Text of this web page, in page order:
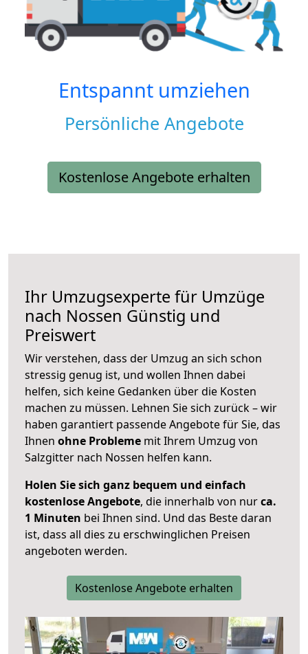
Entspannt umziehen
Persönliche Angebote
Kostenlose Angebote erhalten
Ihr Umzugsexperte für Umzüge
nach Nossen Günstig und
Preiswert
Wir verstehen, dass der Umzug an sich schon
stressig genug ist, und wollen Ihnen dabei
helfen, sich keine Gedanken über die Kosten
machen zu müssen. Lehnen Sie sich zurück – wir
haben garantiert passende Angebote für Sie, das
Ihnen ohne Probleme mit Ihrem Umzug von
Salzgitter nach Nossen helfen kann.
Holen Sie sich ganz bequem und einfach
kostenlose Angebote, die innerhalb von nurca.
1 Minuten bei Ihnen sind. Und das Beste daran
ist, dass all dies zu erschwinglichen Preisen
angeboten werden.
Kostenlose Angebote erhalten